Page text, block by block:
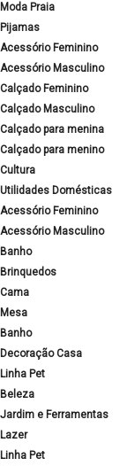
Moda Praia
Pijamas
Acessório Feminino
Acessório Masculino
Calçado Feminino
Calçado Masculino
Calçado para menina
Calçado para menino
Cultura
Utilidades Domésticas
Acessório Feminino
Acessório Masculino
Banho
Brinquedos
Cama
Mesa
Banho
Decoração Casa
Linha Pet
Beleza
Jardim e Ferramentas
Lazer
Linha Pet